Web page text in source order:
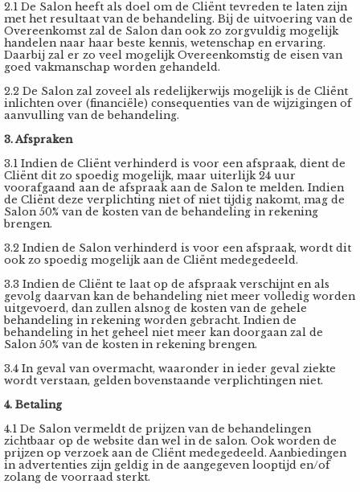
2.1 De Salon heeft als doel om de Cliënt tevreden te laten zijn
met het resultaat van de behandeling. Bij de uitvoering van de
Overeenkomst zal de Salon dan ook zo zorgvuldig mogelijk
handelen naar haar beste kennis, wetenschap en ervaring.
Daarbij zal er zo veel mogelijk Overeenkomstig de eisen van
goed vakmanschap worden gehandeld.
2.2 De Salon zal zoveel als redelijkerwijs mogelijk is de Cliënt
inlichten over (financiële) consequenties van de wijzigingen of
aanvulling van de behandeling.
3. Afspraken
3.1 Indien de Cliënt verhinderd is voor een afspraak, dient de
Cliënt dit zo spoedig mogelijk, maar uiterlijk 24 uur
voorafgaand aan de afspraak aan de Salon te melden. Indien
de Cliënt deze verplichting niet of niet tijdig nakomt, mag de
Salon 50% van de kosten van de behandeling in rekening
brengen.
3.2 Indien de Salon verhinderd is voor een afspraak, wordt dit
ook zo spoedig mogelijk aan de Cliënt medegedeeld.
3.3 Indien de Cliënt te laat op de afspraak verschijnt en als
gevolg daarvan kan de behandeling niet meer volledig worden
uitgevoerd, dan zullen alsnog de kosten van de gehele
behandeling in rekening worden gebracht. Indien de
behandeling in het geheel niet meer kan doorgaan zal de
Salon 50% van de kosten in rekening brengen.
3.4 In geval van overmacht, waaronder in ieder geval ziekte
wordt verstaan, gelden bovenstaande verplichtingen niet.
4. Betaling
4.1 De Salon vermeldt de prijzen van de behandelingen
zichtbaar op de website dan wel in de salon. Ook worden de
prijzen op verzoek aan de Cliënt medegedeeld. Aanbiedingen
in advertenties zijn geldig in de aangegeven looptijd en/of
zolang de voorraad sterkt.
te
over
van
op
gebruikt
te
de
website-